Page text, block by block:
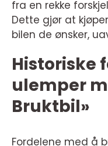
fra en rekke
Dette gjør at
bilen de ønsker,
Historiske
ulemper
Bruktbil»
Fordelene med å